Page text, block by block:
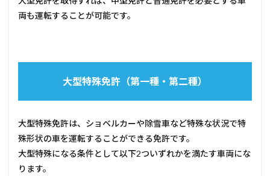
両も運転することが可能です。
大型特殊免許（第一種・第二種）
大型特殊免許は、ショベルカーや除雪車など特殊な状況で特
殊形状の車を運転することができる免許です。
大型特殊になる条件として以下2ついずれかを満たす車両にな
ります。